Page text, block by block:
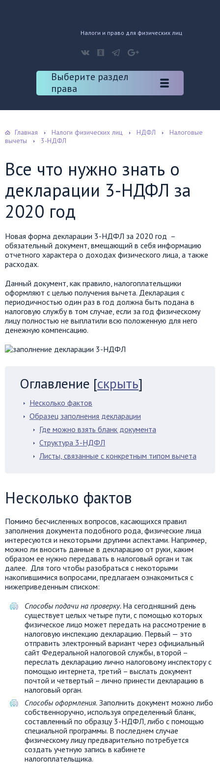
Налоги и право для физических лиц
Выберите раздел
права
Главная Налоги физических лиц НДФЛ
Налоговые
вычеты
3-НДФЛ
Все что нужно знать о
декларации 3-НДФЛ за
2020 год
Новая форма декларации 3-НДФЛ за 2020 год –
обязательный документ, вмещающий в себя информацию
отчетного характера о доходах физического лица, а также
расходах.
Данный документ, как правило, налогоплательщики
оформляют с целью получения вычета. Декларация с
периодичностью один раз в год должна быть подана в
налоговую службу в том случае, если за год физическому
лицу полностью не выплатили всю положенную для него
денежную компенсацию.
Оглавление [скрыть]
Несколько фактов
Образец заполнения декларации
Где можно взять бланк документа
Структура 3-НДФЛ
Листы, связанные с конкретным типом вычета
Несколько фактов
Помимо бесчисленных вопросов, касающихся правил
заполнения документа подобного рода, физические лица
интересуются и некоторыми другими аспектами. Например,
можно ли вносить данные в декларацию от руки, каким
образом ее нужно передавать в налоговый орган и так
далее. Для того чтобы разобраться с некоторыми
накопившимися вопросами, предлагаем ознакомиться с
нижеприведенным списком:
Способы подачи на проверку. На сегодняшний день
существует целых четыре пути, с помощью которых
физическое лицо может передать на рассмотрение в
налоговую инспекцию декларацию. Первый — это
отправить электронный вариант через официальный
сайт Федеральной налоговой службы, второй –
переслать декларацию лично налоговому инспектору с
помощью интернета, третий – выслать документ
почтой и четвертый – лично принести декларацию в
налоговый орган.
Способы оформления. Заполнить документ можно либо
собственноручно, используя определенный бланк,
составленный по образцу 3-НДФЛ, либо с помощью
специальной программы. В последнем случае
физическому лицу предварительно потребуется
создать учетную запись в кабинете
налогоплательщика.